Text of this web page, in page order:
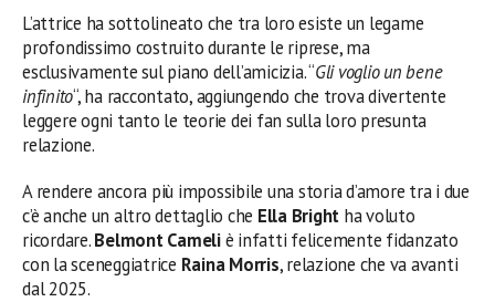
L’attrice ha sottolineato che tra loro esiste un legame
profondissimo costruito durante le riprese, ma
esclusivamente sul piano dell’amicizia. “Gli voglio un bene
infinito“, ha raccontato, aggiungendo che trova divertente
leggere ogni tanto le teorie dei fan sulla loro presunta
relazione.
A rendere ancora più impossibile una storia d’amore tra i due
c’è anche un altro dettaglio che Ella Bright ha voluto
ricordare.Belmont Cameliè infatti felicemente fidanzato
con la sceneggiatrice Raina Morris, relazione che va avanti
dal 2025.